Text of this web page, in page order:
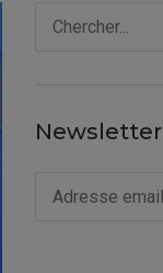
Newsletter